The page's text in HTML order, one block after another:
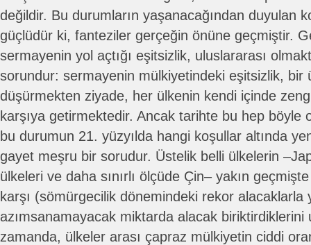
değildir. Bu durumların yaşanacağından duyulan
güçlüdür ki, fanteziler gerçeğin önüne geçmiştir.
sermayenin yol açtığı eşitsizlik, uluslararası
sorundur: sermayenin mülkiyetindeki eşitsizlik, bir
düşürmekten ziyade, her ülkenin kendi içinde
karşıya getirmektedir. Ancak tarihte bu hep böyle
bu durumun 21. yüzyılda hangi koşullar altında
gayet meşru bir sorudur. Üstelik belli ülkelerin
ülkeleri ve daha sınırlı ölçüde Çin– yakın
karşı (sömürgecilik dönemindeki rekor alacaklarla
azımsanamayacak miktarda alacak biriktirdiklerini
zamanda, ülkeler arası çapraz mülkiyetin ciddi